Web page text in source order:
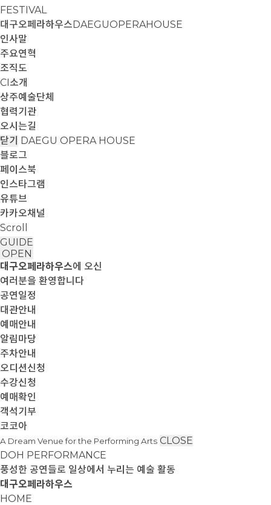
FESTIVAL
대구오페라하우스DAEGUOPERAHOUSE
인사말
주요연혁
조직도
CI소개
상주예술단체
협력기관
오시는길
닫기 DAEGU OPERA HOUSE
블로그
페이스북
인스타그램
유튜브
카카오채널
Scroll
GUIDE
OPEN
대구오페라하우스에 오신
여러분을 환영합니다
공연일정
대관안내
예매안내
알림마당
주차안내
오디션신청
수강신청
예매확인
객석기부
코코아
A Dream Venue for the Performing Arts CLOSE
DOH PERFORMANCE
풍성한 공연들로 일상에서 누리는 예술 활동
대구오페라하우스
HOME